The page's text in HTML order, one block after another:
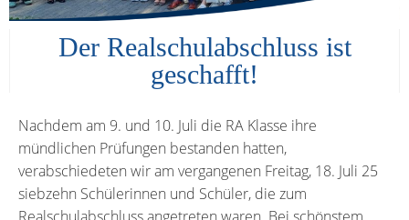
Der Realschulabschluss ist
geschafft!
Nachdem am 9. und 10. Juli die RA Klasse ihre
mündlichen Prüfungen bestanden hatten,
verabschiedeten wir am vergangenen Freitag, 18. Juli 25
siebzehn Schülerinnen und Schüler, die zum